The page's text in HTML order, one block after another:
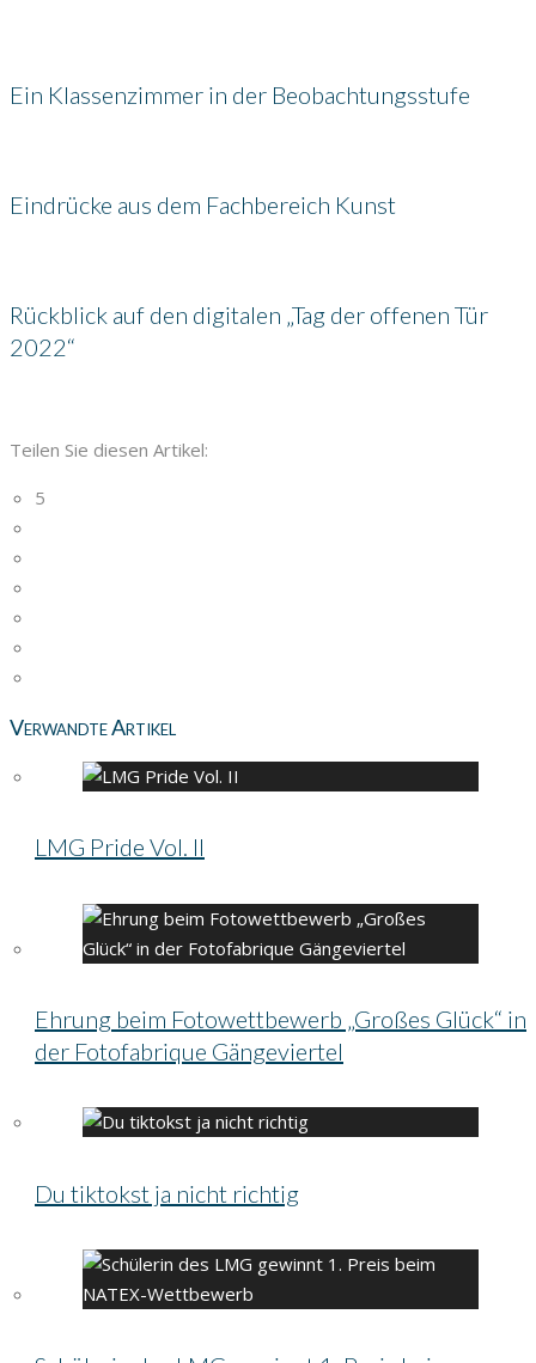
Ein Klassenzimmer in der Beobachtungsstufe
Eindrücke aus dem Fachbereich Kunst
Rückblick auf den digitalen „Tag der offenen Tür
2022“
Teilen Sie diesen Artikel:
5
Verwandte Artikel
LMG Pride Vol. II
Ehrung beim Fotowettbewerb „Großes Glück“ in
der Fotofabrique Gängeviertel
Du tiktokst ja nicht richtig